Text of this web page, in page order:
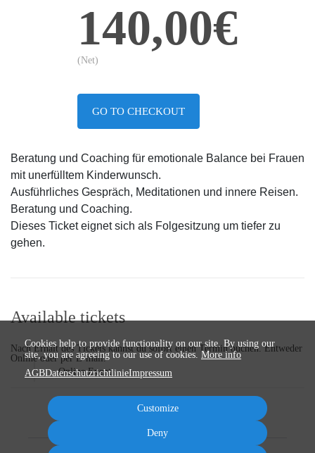
140,00€
(Net)
GO TO CHECKOUT
Beratung und Coaching für emotionale Balance bei Frauen
mit unerfülltem Kinderwunsch.
Ausführliches Gespräch, Meditationen und innere Reisen.
Beratung und Coaching.
Dieses Ticket eignet sich als Folgesitzung um tiefer zu
gehen.
Available tickets
Nach Erhalt des Tickets kannst du sofort einen Termin buchen. Entweder
Online oder per E-mail.
| Online Event
Cookies help to provide functionality on our site. By using our
site, you are agreeing to our use of cookies. More info
AGBDatenschutzrichtlinieImpressum
Customize
Deny